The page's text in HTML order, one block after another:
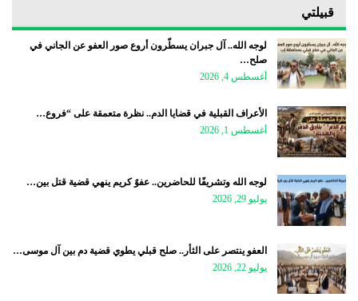
قبيلتي
لوجه الله.. آل جبران يسطّرون أروع صور العفو عن الجاني في
صلح…
أغسطس 4, 2026
الأعراف القبلية في قضايا الدم.. نظرة متعمقة على “فروع…
أغسطس 1, 2026
لوجه الله وتشريفًا للحاضرين.. عفوٌ كريم ينهي قضية قتل بين…
يوليو 29, 2026
العفو ينتصر على الثأر.. صلح قبلي يطوي قضية دم بين آل موسى…
يوليو 22, 2026